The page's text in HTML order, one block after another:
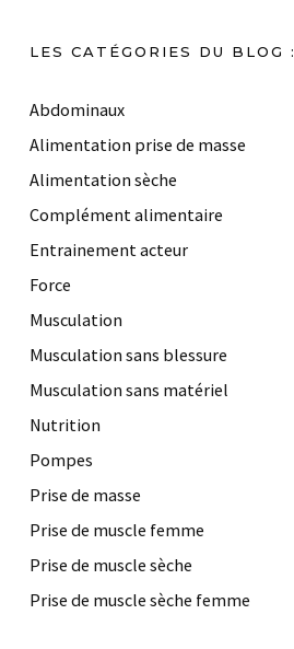
LES CATÉGORIES DU BLOG :
Abdominaux
Alimentation prise de masse
Alimentation sèche
Complément alimentaire
Entrainement acteur
Force
Musculation
Musculation sans blessure
Musculation sans matériel
Nutrition
Pompes
Prise de masse
Prise de muscle femme
Prise de muscle sèche
Prise de muscle sèche femme